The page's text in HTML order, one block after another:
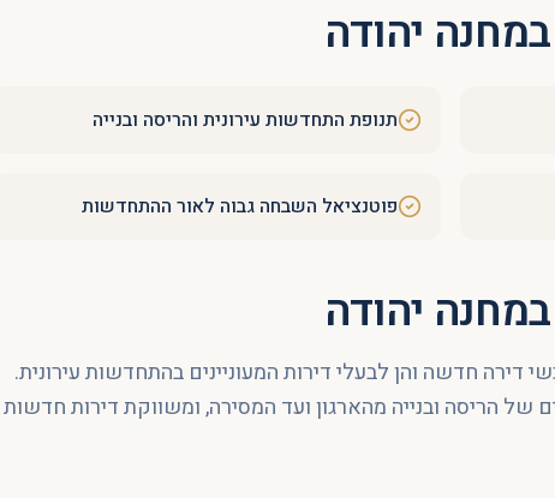
מחנה יהודה
תנופת התחדשות עירונית והריסה ובנייה
פוטנציאל השבחה גבוה לאור ההתחדשות
מחנה יהודה
דירה חדשה והן לבעלי דירות המעוניינים בהתחדשות עירונית.
של הריסה ובנייה מהארגון ועד המסירה, ומשווקת דירות חדשות